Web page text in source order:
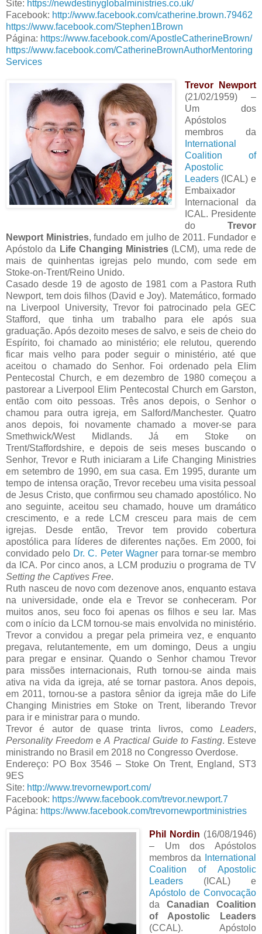
Site: https://newdestinyglobalministries.co.uk/
Facebook: http://www.facebook.com/catherine.brown.79462
https://www.facebook.com/Stephen1Brown
Página: https://www.facebook.com/ApostleCatherineBrown/
https://www.facebook.com/CatherineBrownAuthorMentoring
Services
Trevor Newport
(21/02/1959) –
Um dos
Apóstolos
membros da
International
Coalition of
Apostolic
Leaders(ICAL) e
Embaixador
Internacional da
ICAL. Presidente
do Trevor
Newport Ministries, fundado em julho de 2011. Fundador e
Apóstolo da Life Changing Ministries (LCM), uma rede de
mais de quinhentas igrejas pelo mundo, com sede em
Stoke-on-Trent/Reino Unido.
Casado desde 19 de agosto de 1981 com a Pastora Ruth
Newport, tem dois filhos (David e Joy). Matemático, formado
na Liverpool University, Trevor foi patrocinado pela GEC
Stafford, que tinha um trabalho para ele após sua
graduação. Após dezoito meses de salvo, e seis de cheio do
Espírito, foi chamado ao ministério; ele relutou, querendo
ficar mais velho para poder seguir o ministério, até que
aceitou o chamado do Senhor. Foi ordenado pela Elim
Pentecostal Church, e em dezembro de 1980 começou a
pastorear a Liverpool Elim Pentecostal Church em Garston,
então com oito pessoas. Três anos depois, o Senhor o
chamou para outra igreja, em Salford/Manchester. Quatro
anos depois, foi novamente chamado a mover-se para
Smethwick/West Midlands. Já em Stoke on
Trent/Staffordshire, e depois de seis meses buscando o
Senhor, Trevor e Ruth iniciaram a Life Changing Ministries
em setembro de 1990, em sua casa. Em 1995, durante um
tempo de intensa oração, Trevor recebeu uma visita pessoal
de Jesus Cristo, que confirmou seu chamado apostólico. No
ano seguinte, aceitou seu chamado, houve um dramático
crescimento, e a rede LCM cresceu para mais de cem
igrejas. Desde então, Trevor tem provido cobertura
apostólica para líderes de diferentes nações. Em 2000, foi
convidado pelo Dr. C. Peter Wagnerpara tornar-se membro
da ICA. Por cinco anos, a LCM produziu o programa de TV
Setting the Captives Free.
Ruth nasceu de novo com dezenove anos, enquanto estava
na universidade, onde ela e Trevor se conheceram. Por
muitos anos, seu foco foi apenas os filhos e seu lar. Mas
com o início da LCM tornou-se mais envolvida no ministério.
Trevor a convidou a pregar pela primeira vez, e enquanto
pregava, relutantemente, em um domingo, Deus a ungiu
para pregar e ensinar. Quando o Senhor chamou Trevor
para missões internacionais, Ruth tornou-se ainda mais
ativa na vida da igreja, até se tornar pastora. Anos depois,
em 2011, tornou-se a pastora sênior da igreja mãe do Life
Changing Ministries em Stoke on Trent, liberando Trevor
para ir e ministrar para o mundo.
Trevor é autor de quase trinta livros, como Leaders,
Personality Freedom eA Practical Guide to Fasting. Esteve
ministrando no Brasil em 2018 no Congresso Overdose.
Endereço: PO Box 3546 – Stoke On Trent, England, ST3
9ES
Site: http://www.trevornewport.com/
Facebook: https://www.facebook.com/trevor.newport.7
Página: https://www.facebook.com/trevornewportministries
Phil Nordin (16/08/1946)
– Um dos Apóstolos
membros da
International
Coalition of Apostolic
Leaders(ICAL) e
Apóstolo de Convocação
da Canadian Coalition
of Apostolic Leaders
(CCAL). Apóstolo